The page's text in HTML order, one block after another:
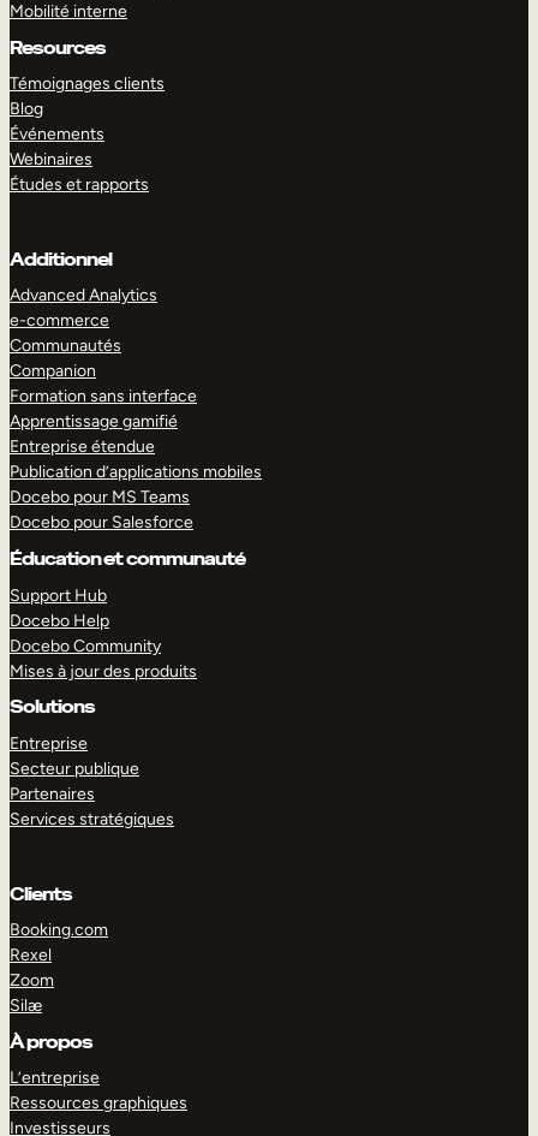
Mobilité interne
Resources
Témoignages clients
Blog
Événements
Webinaires
Études et rapports
Additionnel
Advanced Analytics
e-commerce
Communautés
Companion
Formation sans interface
Apprentissage gamifié
Entreprise étendue
Publication d’applications mobiles
Docebo pour MS Teams
Docebo pour Salesforce
Éducation et communauté
Support Hub
Docebo Help
Docebo Community
Mises à jour des produits
Solutions
Entreprise
Secteur publique
Partenaires
Services stratégiques
Clients
Booking.com
Rexel
Zoom
Silæ
À propos
L’entreprise
Ressources graphiques
Investisseurs